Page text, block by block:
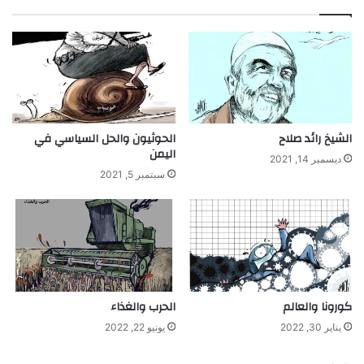
الشيخ رائد صلاح
ديسمبر 14, 2021
الحوثيون والحل السياسي في
اليمن
سبتمبر 5, 2021
كورونا والعالم
يناير 30, 2022
الحرب والغذاء
يونيو 22, 2022